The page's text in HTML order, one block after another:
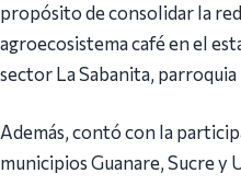
propósito de consolidar la
agroecosistema café en el
sector La Sabanita,
Además, contó con la
municipios Guanare, Sucre y